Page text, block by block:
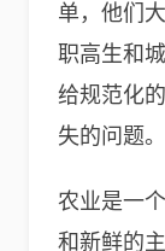
单，他们
职高生和
给规范化
失的问题。
农业是一
和新鲜的